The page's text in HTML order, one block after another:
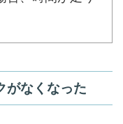
がなくなった